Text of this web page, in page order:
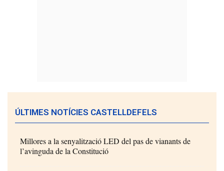
ÚLTIMES NOTÍCIES CASTELLDEFELS
Millores a la senyalització LED del pas de vianants de
l’avinguda de la Constitució